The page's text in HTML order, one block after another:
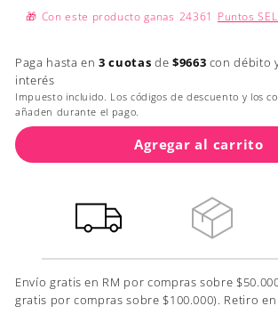
🎁 Con este producto ganas 24361 Puntos
Paga hasta en3 cuotas de $9663 con débito
interés
Impuesto incluido. Los códigos de descuento y los
añaden durante el pago.
Agregar al carrito
Envío gratis en RM por compras sobre
gratis por compras sobre $100.000). Retiro